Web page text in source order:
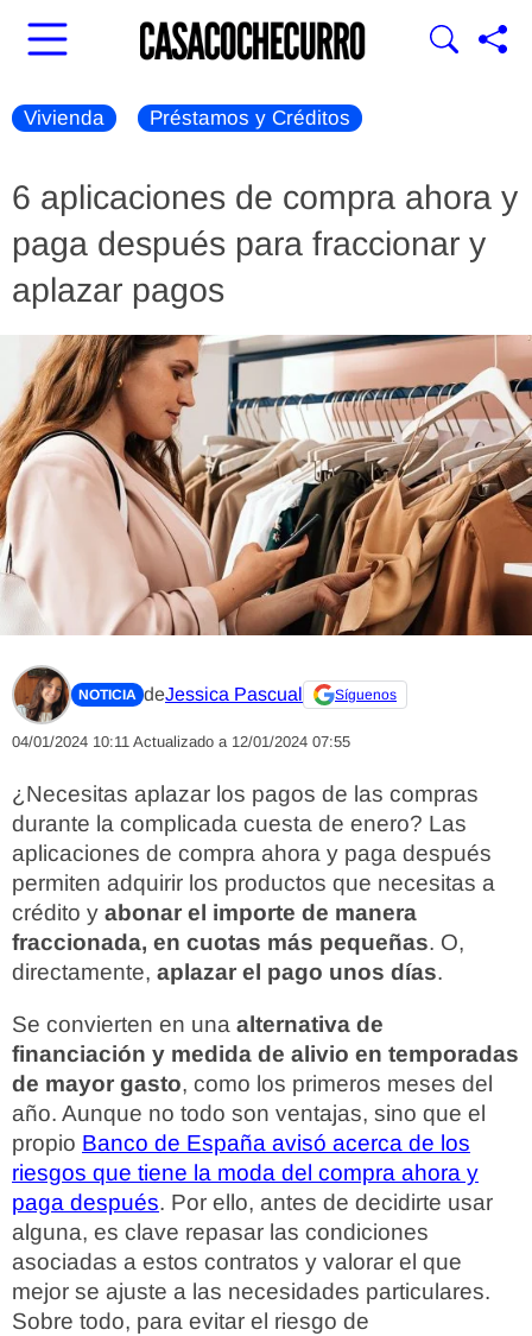
Vivienda Préstamos y Créditos
6 aplicaciones de compra ahora y
paga después para fraccionar y
aplazar pagos
NOTICIA deJessica Pascual Síguenos
04/01/2024 10:11 Actualizado a 12/01/2024 07:55
¿Necesitas aplazar los pagos de las compras
durante la complicada cuesta de enero? Las
aplicaciones de compra ahora y paga después
permiten adquirir los productos que necesitas a
crédito y abonar el importe de manera
fraccionada, en cuotas más pequeñas. O,
directamente, aplazar el pago unos días.
Se convierten en una alternativa de
financiación y medida de alivio en temporadas
de mayor gasto, como los primeros meses del
año. Aunque no todo son ventajas, sino que el
propio Banco de España avisó acerca de los
riesgos que tiene la moda del compra ahora y
paga después. Por ello, antes de decidirte usar
alguna, es clave repasar las condiciones
asociadas a estos contratos y valorar el que
mejor se ajuste a las necesidades particulares.
Sobre todo, para evitar el riesgo de